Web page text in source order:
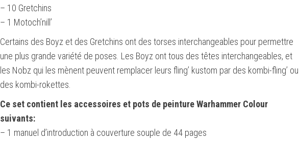
– 10 Gretchins
– 1 Motoch’nill’
Certains des Boyz et des Gretchins ont des torses interchangeables pour permettre
une plus grande variété de poses. Les Boyz ont tous des têtes interchangeables, et
les Nobz qui les mènent peuvent remplacer leurs fling’ kustom par des kombi-fling’ ou
des kombi-rokettes.
Ce set contient les accessoires et pots de peinture Warhammer Colour
suivants:
– 1 manuel d’introduction à couverture souple de 44 pages